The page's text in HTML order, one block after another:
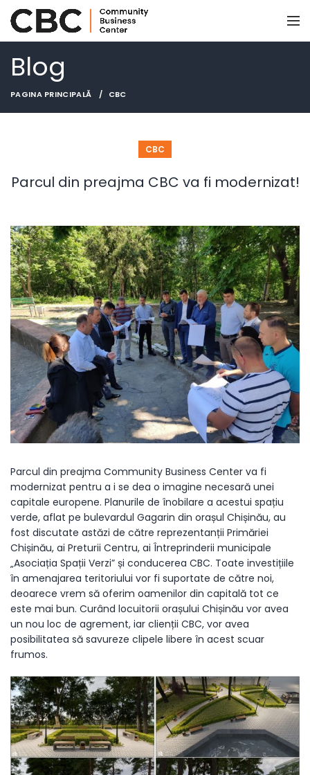
Blog
PAGINA PRINCIPALĂ CBC
CBC
Parcul din preajma CBC va fi modernizat!
Parcul din preajma Community Business Center va fi
modernizat pentru a i se dea o imagine necesară unei
capitale europene. Planurile de înobilare a acestui spațiu
verde, aflat pe bulevardul Gagarin din orașul Chișinău, au
fost discutate astăzi de către reprezentanții Primăriei
Chișinău, ai Preturii Centru, ai Întreprinderii municipale
„Asociația Spații Verzi” și conducerea CBC. Toate investițiile
în amenajarea teritoriului vor fi suportate de către noi,
deoarece vrem să oferim oamenilor din capitală tot ce
este mai bun. Curând locuitorii orașului Chișinău vor avea
un nou loc de agrement, iar clienții CBC, vor avea
posibilitatea să savureze clipele libere în acest scuar
frumos.